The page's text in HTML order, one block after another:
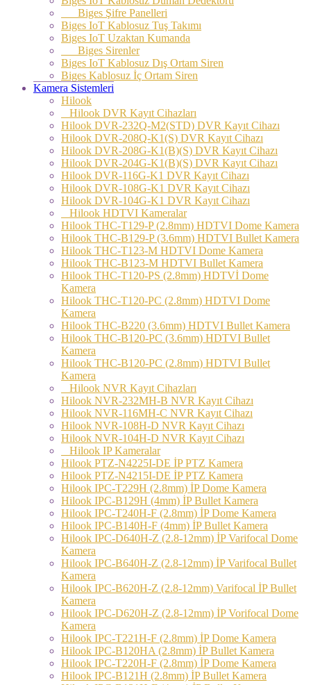
Biges Şifre Panelleri
Biges IoT Kablosuz Tuş Takımı
Biges IoT Uzaktan Kumanda
Biges Sirenler
Biges IoT Kablosuz Dış Ortam Siren
Biges Kablosuz İç Ortam Siren
Kamera Sistemleri
Hilook
Hilook DVR Kayıt Cihazları
Hilook DVR-232Q-M2(STD) DVR Kayıt Cihazı
Hilook DVR-208Q-K1(S) DVR Kayıt Cihazı
Hilook DVR-208G-K1(B)(S) DVR Kayıt Cihazı
Hilook DVR-204G-K1(B)(S) DVR Kayıt Cihazı
Hilook DVR-116G-K1 DVR Kayıt Cihazı
Hilook DVR-108G-K1 DVR Kayıt Cihazı
Hilook DVR-104G-K1 DVR Kayıt Cihazı
Hilook HDTVI Kameralar
Hilook THC-T129-P (2.8mm) HDTVI Dome Kamera
Hilook THC-B129-P (3.6mm) HDTVI Bullet Kamera
Hilook THC-T123-M HDTVI Dome Kamera
Hilook THC-B123-M HDTVI Bullet Kamera
Hilook THC-T120-PS (2.8mm) HDTVİ Dome
Kamera
Hilook THC-T120-PC (2.8mm) HDTVI Dome
Kamera
Hilook THC-B220 (3.6mm) HDTVI Bullet Kamera
Hilook THC-B120-PC (3.6mm) HDTVI Bullet
Kamera
Hilook THC-B120-PC (2.8mm) HDTVI Bullet
Kamera
Hilook NVR Kayıt Cihazları
Hilook NVR-232MH-B NVR Kayıt Cihazı
Hilook NVR-116MH-C NVR Kayıt Cihazı
Hilook NVR-108H-D NVR Kayıt Cihazı
Hilook NVR-104H-D NVR Kayıt Cihazı
Hilook IP Kameralar
Hilook PTZ-N4225I-DE İP PTZ Kamera
Hilook PTZ-N4215I-DE İP PTZ Kamera
Hilook IPC-T229H (2.8mm) İP Dome Kamera
Hilook IPC-B129H (4mm) İP Bullet Kamera
Hilook IPC-T240H-F (2.8mm) İP Dome Kamera
Hilook IPC-B140H-F (4mm) İP Bullet Kamera
Hilook IPC-D640H-Z (2.8-12mm) İP Varifocal Dome
Kamera
Hilook IPC-B640H-Z (2.8-12mm) İP Varifocal Bullet
Kamera
Hilook IPC-B620H-Z (2.8-12mm) Varifocal İP Bullet
Kamera
Hilook IPC-D620H-Z (2.8-12mm) İP Vorifocal Dome
Kamera
Hilook IPC-T221H-F (2.8mm) İP Dome Kamera
Hilook IPC-B120HA (2.8mm) İP Bullet Kamera
Hilook IPC-T220H-F (2.8mm) İP Dome Kamera
Hilook IPC-B121H (2.8mm) İP Bullet Kamera